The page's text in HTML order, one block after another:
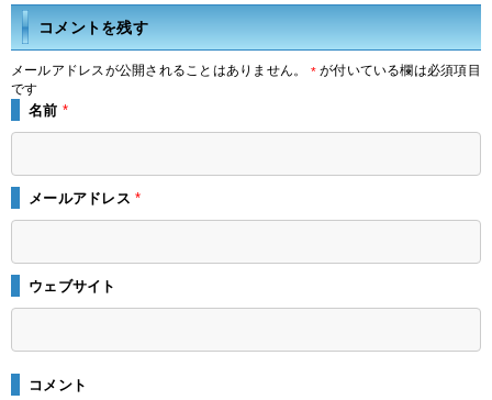
コメントを残す
メールアドレスが公開されることはありません。 *が付いている欄は必須項目
です
名前 *
メールアドレス*
ウェブサイト
コメント